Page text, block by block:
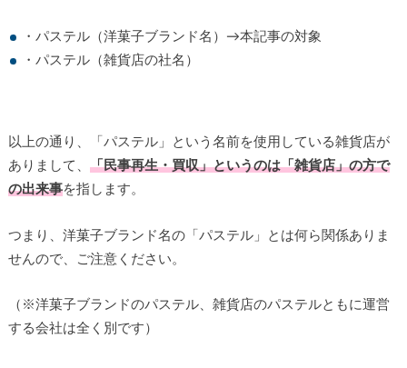
・パステル（洋菓子ブランド名）→本記事の対象
・パステル（雑貨店の社名）
以上の通り、「パステル」という名前を使用している雑貨店が
ありまして、 「民事再生・買収」というのは「雑貨店」の方で
の出来事を指します。
つまり、洋菓子ブランド名の「パステル」とは何ら関係ありま
せんので、ご注意ください。
（※洋菓子ブランドのパステル、雑貨店のパステルともに運営
する会社は全く別です）